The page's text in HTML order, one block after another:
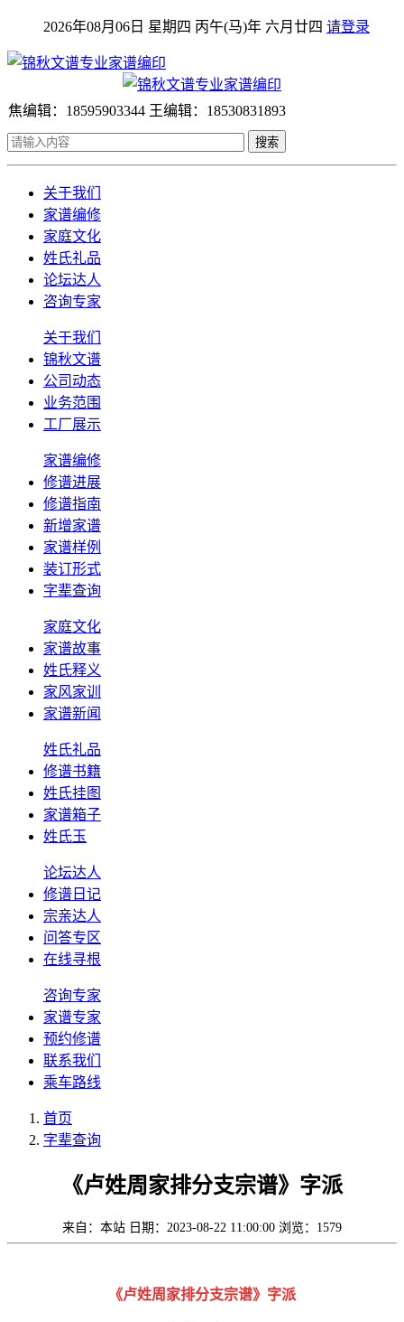
2026年08月06日 星期四 丙午(马)年 六月廿四 请登录
焦编辑：18595903344 王编辑：18530831893
搜索
关于我们
家谱编修
家庭文化
姓氏礼品
论坛达人
咨询专家
关于我们
锦秋文谱
公司动态
业务范围
工厂展示
家谱编修
修谱进展
修谱指南
新增家谱
家谱样例
装订形式
字辈查询
家庭文化
家谱故事
姓氏释义
家风家训
家谱新闻
姓氏礼品
修谱书籍
姓氏挂图
家谱箱子
姓氏玉
论坛达人
修谱日记
宗亲达人
问答专区
在线寻根
咨询专家
家谱专家
预约修谱
联系我们
乘车路线
首页
字辈查询
《卢姓周家排分支宗谱》字派
来自：本站 日期：2023-08-22 11:00:00 浏览：1579
《卢姓周家排分支宗谱》字派